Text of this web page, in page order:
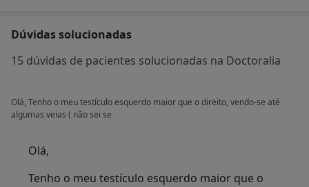
Dúvidas solucionadas
15 dúvidas de pacientes solucionadas na Doctoralia
Olá, Tenho o meu testículo esquerdo maior que o direito, vendo-se até
algumas veias ( não sei se
Olá,
Tenho o meu testículo esquerdo maior que o